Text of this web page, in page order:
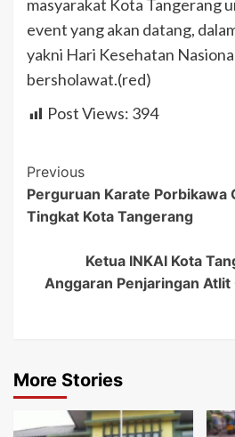
masyarakat Kota Tangerang
event yang akan datang,
yakni Hari Kesehatan
bersholawat.(red)
Post Views: 394
Post
Navigation
Previous
Perguruan Karate Porbikawa
Tingkat Kota Tangerang
Ketua INKAI Kota
Anggaran Penjaringan
More Stories